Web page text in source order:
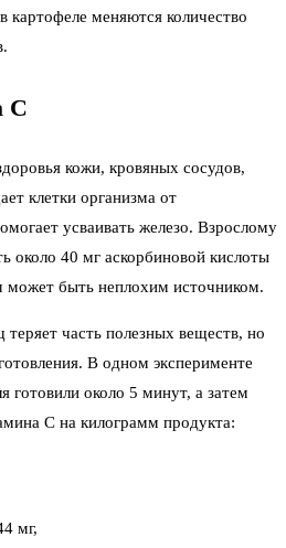
картофеле меняются количество
С
кожи, кровяных сосудов,
клетки организма от
усваивать железо. Взрослому
около 40 мг аскорбиновой кислоты
может быть неплохим источником.
часть полезных веществ, но
В одном эксперименте
готовили около 5 минут, а затем
С на килограмм продукта:
мг,